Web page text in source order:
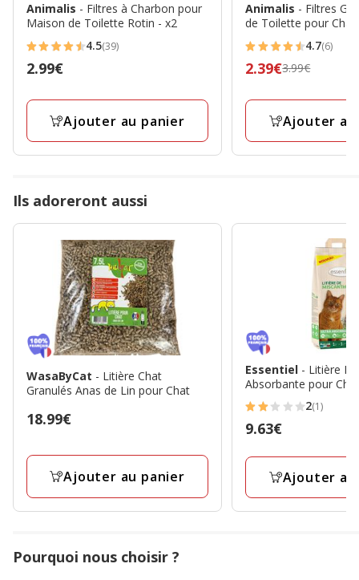
Animalis - Filtres à Charbon pour
Maison de Toilette Rotin - x2
4.5
étoiles
4.5(39)
Prix
2.99€
Ajouter au panier
Animalis - Filtres
de Toilette pour Chat
4.7
étoiles
4.7(6)
Prix
3.99€,
final
2.39€3.99€
Ajouter
Ils adoreront aussi
WasaByCat - Litière Chat
Granulés Anas de Lin pour Chat
Prix
18.99€
Ajouter au panier
Essentiel - Litière
Absorbante pour
2
étoiles
avec
avis
2(1)
Prix
9.63€
Ajouter
Pourquoi nous choisir ?